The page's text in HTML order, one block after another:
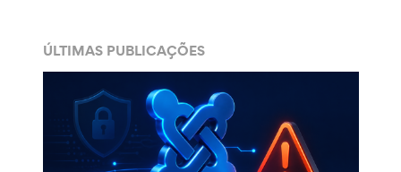
ÚLTIMAS PUBLICAÇÕES